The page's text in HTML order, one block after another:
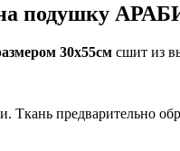
подушку
30х55см сшит из
предварительно